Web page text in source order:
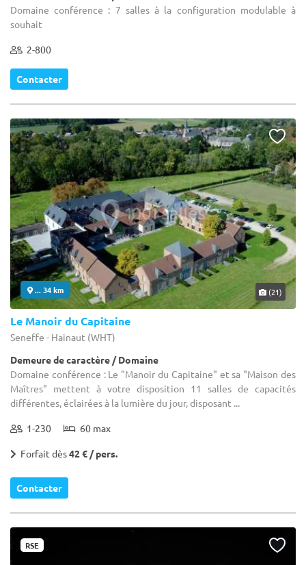
Domaine conférence : 7 salles à la configuration modulable à
souhait
2-800
Contacter
... 34 km (21)
Le Manoir du Capitaine
Seneffe - Hainaut (WHT)
Demeure de caractère / Domaine
Domaine conférence : Le "Manoir du Capitaine" et sa "Maison des
Maîtres" mettent à votre disposition 11 salles de capacités
différentes, éclairées à la lumière du jour, disposant ...
1-230 60 max
Forfait dès42 € / pers.
Contacter
RSE